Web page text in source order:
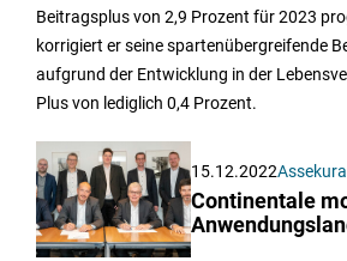
Beitragsplus von 2,9 Prozent für 2023
korrigiert er seine spartenübergreifende
aufgrund der Entwicklung in der
Plus von lediglich 0,4 Prozent.
15.12.2022
Continentale